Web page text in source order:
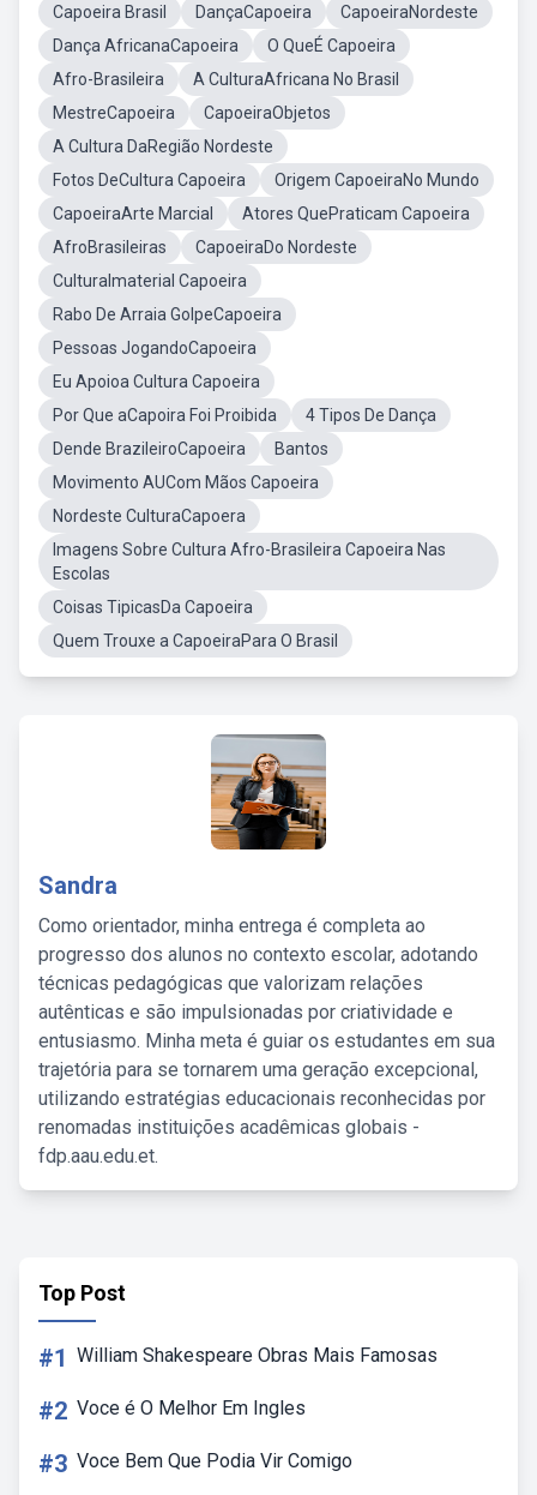
Capoeira Brasil DançaCapoeira
CapoeiraNordeste
Dança AfricanaCapoeira
O QueÉ Capoeira
Afro-Brasileira
A CulturaAfricana No Brasil
MestreCapoeira
CapoeiraObjetos
A Cultura DaRegião Nordeste
Fotos DeCultura Capoeira
Origem CapoeiraNo Mundo
CapoeiraArte Marcial
Atores QuePraticam Capoeira
AfroBrasileiras
CapoeiraDo Nordeste
CulturaImaterial Capoeira
Rabo De Arraia GolpeCapoeira
Pessoas JogandoCapoeira
Eu Apoioa Cultura Capoeira
Por Que aCapoira Foi Proibida
4 Tipos De Dança
Dende BrazileiroCapoeira
Bantos
Movimento AUCom Mãos Capoeira
Nordeste CulturaCapoera
Imagens Sobre Cultura Afro-Brasileira Capoeira Nas
Escolas
Coisas TipicasDa Capoeira
Quem Trouxe a CapoeiraPara O Brasil
Sandra
Como orientador, minha entrega é completa ao
progresso dos alunos no contexto escolar, adotando
técnicas pedagógicas que valorizam relações
autênticas e são impulsionadas por criatividade e
entusiasmo. Minha meta é guiar os estudantes em sua
trajetória para se tornarem uma geração excepcional,
utilizando estratégias educacionais reconhecidas por
renomadas instituições acadêmicas globais -
fdp.aau.edu.et.
Top Post
#1 William Shakespeare Obras Mais Famosas
#2 Voce é O Melhor Em Ingles
#3 Voce Bem Que Podia Vir Comigo